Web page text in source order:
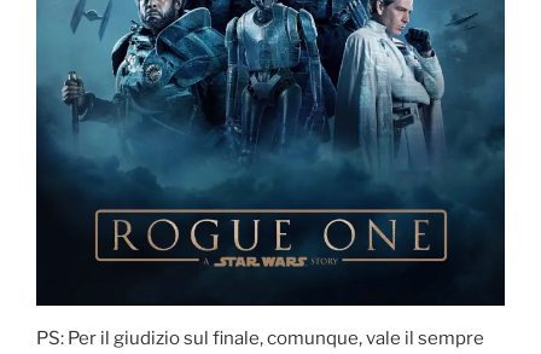
PS: Per il giudizio sul finale, comunque, vale il sempre